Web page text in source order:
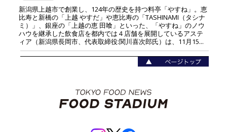
新潟県上越市で創業し、124年の歴史を持つ料亭「やすね」。恵
比寿と新橋の「上越 やすだ」や恵比寿の「TASHINAMI（タシナ
ミ）」、銀座の「上越の恵 田喰」といった、「やすね」のノウ
ハウを継承した飲食店を都内では４店舗を展開しているアステ
ィア（新潟県長岡市、代表取締役:関川喜次郎氏）は、11月15...